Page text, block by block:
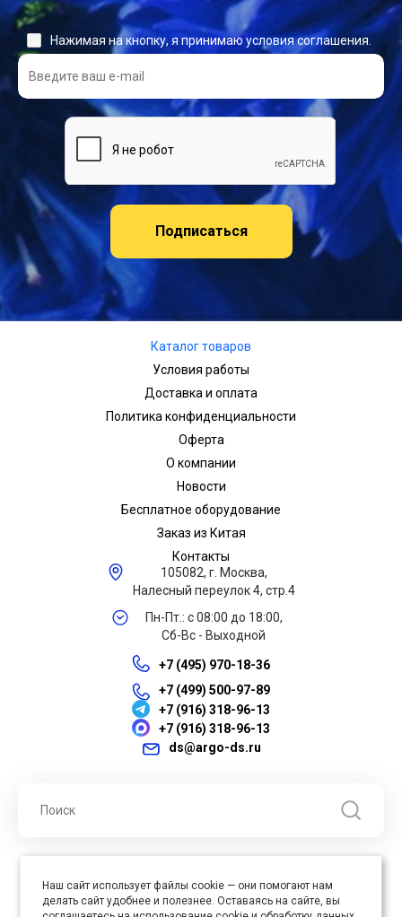
Подписаться
Нажимая на кнопку, я принимаю условия соглашения.
Каталог товаров
Условия работы
Доставка и оплата
Политика конфиденциальности
Оферта
О компании
Новости
Бесплатное оборудование
Заказ из Китая
Контакты
105082, г. Москва,
Налесный переулок 4, стр.4
Пн-Пт.: с 08:00 до 18:00,
Сб-Вс - Выходной
+7 (495) 970-18-36
+7 (499) 500-97-89
+7 (916) 318-96-13
+7 (916) 318-96-13
ds@argo-ds.ru
права защищены
Юр. адрес : 105005, г. Москва, ул. Бауманская, д.20, стр. 3
Наш сайт использует файлы cookie — они помогают нам
делать сайт удобнее и полезнее. Оставаясь на сайте, вы